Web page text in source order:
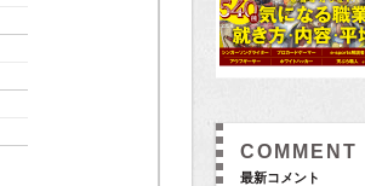
COMMENT
最新コメント